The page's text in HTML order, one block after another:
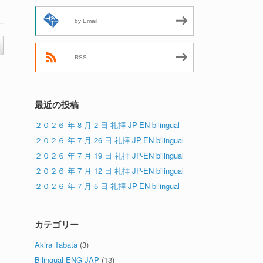
by Email
RSS
最近の投稿
２０２６ 年 8 月 2 日 礼拝 JP-EN bilingual
２０２６ 年 7 月 26 日 礼拝 JP-EN bilingual
２０２６ 年 7 月 19 日 礼拝 JP-EN bilingual
２０２６ 年 7 月 12 日 礼拝 JP-EN bilingual
２０２６ 年 7 月 5 日 礼拝 JP-EN bilingual
カテゴリー
Akira Tabata (3)
Bilingual ENG-JAP (13)